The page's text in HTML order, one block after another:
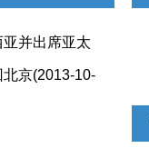
并出席亚太
北京(2013-10-